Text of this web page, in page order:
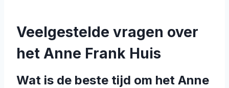
Veelgestelde vragen over
het Anne Frank Huis
Wat is de beste tijd om het Anne